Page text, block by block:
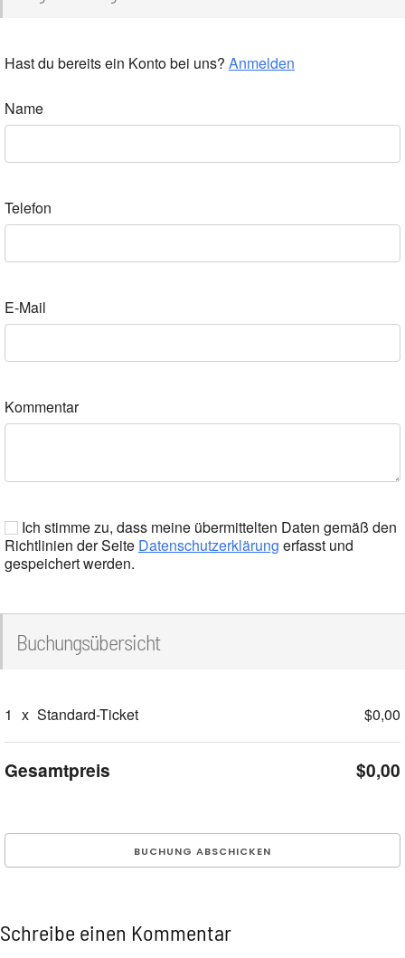
Hast du bereits ein Konto bei uns? Anmelden
Name
Telefon
E-Mail
Kommentar
Ich stimme zu, dass meine übermittelten Daten gemäß den
Richtlinien der Seite Datenschutzerklärung erfasst und
gespeichert werden.
Buchungsübersicht
1 x Standard-Ticket $0,00
Gesamtpreis $0,00
Schreibe einen Kommentar